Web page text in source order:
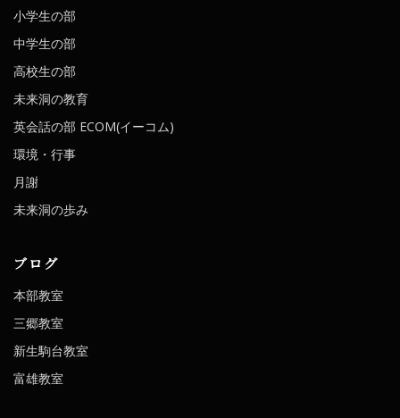
小学生の部
中学生の部
高校生の部
未来洞の教育
英会話の部 ECOM(イーコム)
環境・行事
月謝
未来洞の歩み
ブログ
本部教室
三郷教室
新生駒台教室
富雄教室